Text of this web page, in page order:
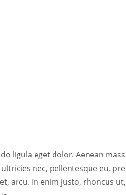
ligula eget dolor. Aenean
nec, pellentesque eu,
arcu. In enim justo, rhoncus